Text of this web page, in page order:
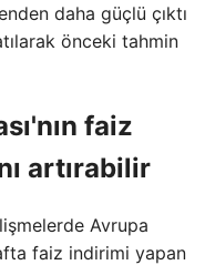
daha güçlü çıktı
önceki tahmin
faiz
artırabilir
Avrupa
faiz indirimi yapan